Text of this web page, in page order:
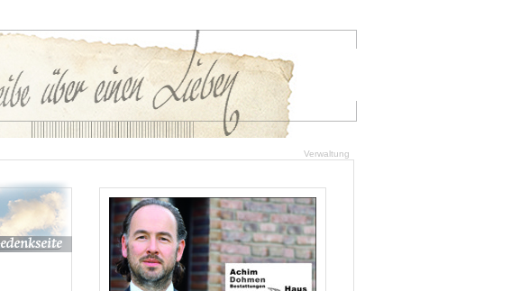
Verwaltung